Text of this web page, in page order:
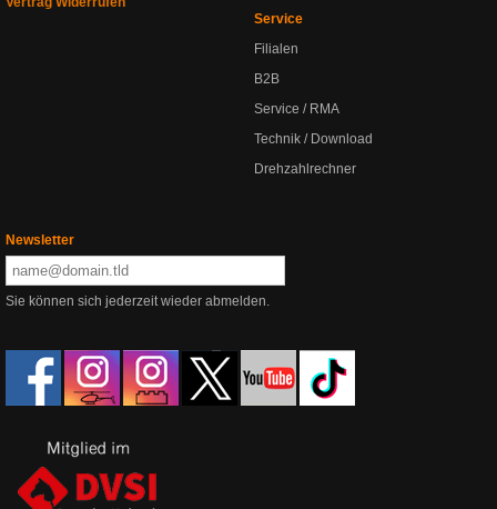
Service
Filialen
B2B
Service / RMA
Technik / Download
Drehzahlrechner
Newsletter
Sie können sich jederzeit wieder abmelden.